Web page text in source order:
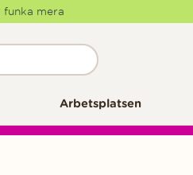
mera
Arbetsplatsen